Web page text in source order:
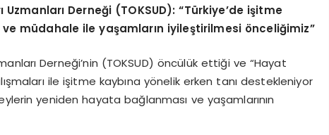
Derneği (TOKSUD):“Türkiye’de işitme
ve müdahale ile yaşamların iyileştirilmesi önceliğimiz”
Derneği’nin (TOKSUD) öncülük ettiği ve “Hayat
ile işitme kaybına yönelik erken tanı destekleniyor
yeniden hayata bağlanması ve yaşamlarının